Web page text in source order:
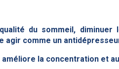
du sommeil, diminuer
agir comme un
la concentration et